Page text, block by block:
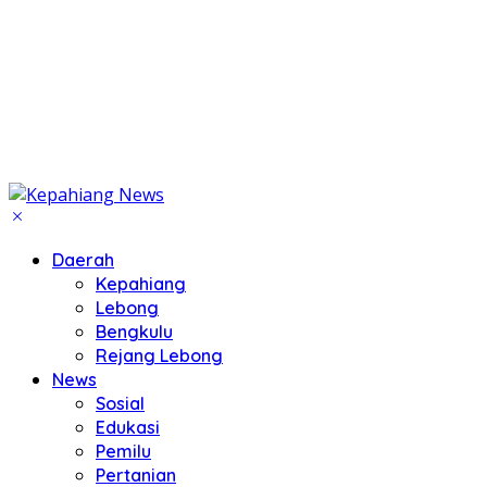
Daerah
Kepahiang
Lebong
Bengkulu
Rejang Lebong
News
Sosial
Edukasi
Pemilu
Pertanian